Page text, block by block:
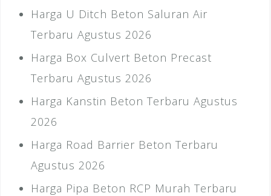
Harga U Ditch Beton Saluran Air
Terbaru Agustus 2026
Harga Box Culvert Beton Precast
Terbaru Agustus 2026
Harga Kanstin Beton Terbaru Agustus
2026
Harga Road Barrier Beton Terbaru
Agustus 2026
Harga Pipa Beton RCP Murah Terbaru